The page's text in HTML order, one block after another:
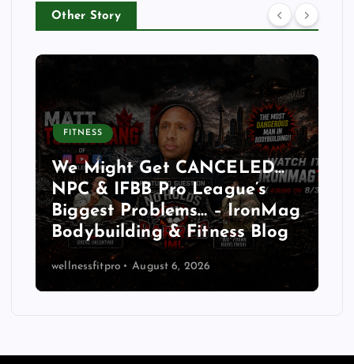
Other Story
FITNESS
We Might Get CANCELED…
NPC & IFBB Pro League’s
Biggest Problems… – IronMag
Bodybuilding & Fitness Blog
wellnessfitpro August 6, 2026